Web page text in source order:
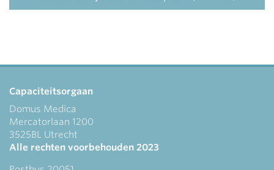
Capaciteitsorgaan
Domus Medica
Mercatorlaan 1200
3525BL Utrecht
Alle rechten voorbehouden 2023